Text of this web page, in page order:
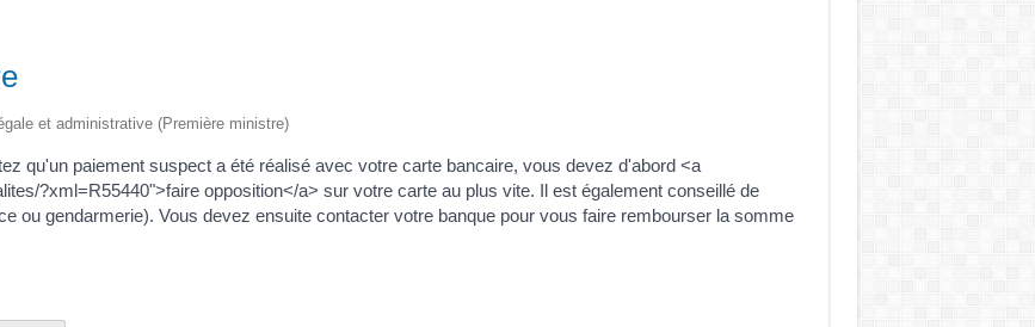
et administrative (Première ministre)
qu'un paiement suspect a été réalisé avec votre carte bancaire, vous devez d'abord <a
?xml=R55440">faire opposition</a> sur votre carte au plus vite. Il est également conseillé de
ou gendarmerie). Vous devez ensuite contacter votre banque pour vous faire rembourser la somme